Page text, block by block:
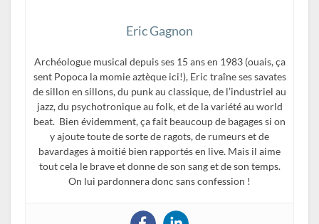
Eric Gagnon
Archéologue musical depuis ses 15 ans en 1983 (ouais, ça
sent Popoca la momie aztèque ici!), Eric traîne ses savates
de sillon en sillons, du punk au classique, de l’industriel au
jazz, du psychotronique au folk, et de la variété au world
beat. Bien évidemment, ça fait beaucoup de bagages si on
y ajoute toute de sorte de ragots, de rumeurs et de
bavardages à moitié bien rapportés en live. Mais il aime
tout cela le brave et donne de son sang et de son temps.
On lui pardonnera donc sans confession !